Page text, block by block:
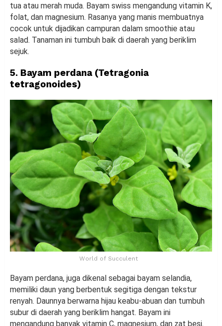
tua atau merah muda. Bayam swiss mengandung vitamin K,
folat, dan magnesium. Rasanya yang manis membuatnya
cocok untuk dijadikan campuran dalam smoothie atau
salad. Tanaman ini tumbuh baik di daerah yang beriklim
sejuk.
5. Bayam perdana (Tetragonia
tetragonoides)
World of Succulent
Bayam perdana, juga dikenal sebagai bayam selandia,
memiliki daun yang berbentuk segitiga dengan tekstur
renyah. Daunnya berwarna hijau keabu-abuan dan tumbuh
subur di daerah yang beriklim hangat. Bayam ini
mengandung banyak vitamin C, magnesium, dan zat besi.